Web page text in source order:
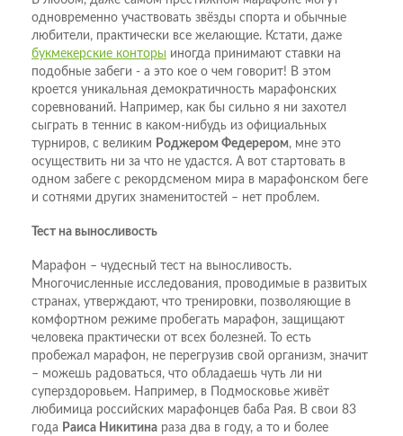
одновременно участвовать звёзды спорта и обычные
любители, практически все желающие. Кстати, даже
букмекерские конторы иногда принимают ставки на
подобные забеги - а это кое о чем говорит! В этом
кроется уникальная демократичность марафонских
соревнований. Например, как бы сильно я ни захотел
сыграть в теннис в каком-нибудь из официальных
турниров, с великим Роджером Федерером, мне это
осуществить ни за что не удастся. А вот стартовать в
одном забеге с рекордсменом мира в марафонском беге
и сотнями других знаменитостей – нет проблем.
Тест на выносливость
Марафон – чудесный тест на выносливость.
Многочисленные исследования, проводимые в развитых
странах, утверждают, что тренировки, позволяющие в
комфортном режиме пробегать марафон, защищают
человека практически от всех болезней. То есть
пробежал марафон, не перегрузив свой организм, значит
– можешь радоваться, что обладаешь чуть ли ни
суперздоровьем. Например, в Подмосковье живёт
любимица российских марафонцев баба Рая. В свои 83
года Раиса Никитина раза два в году, а то и более